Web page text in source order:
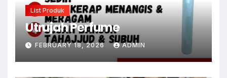
List Produk
Utrujah Perfume
FEBRUARY 18, 2026 ADMIN